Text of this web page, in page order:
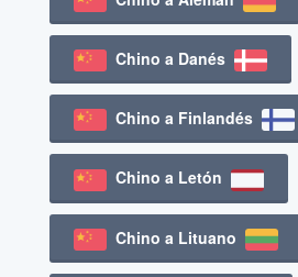
Chino a Danés
Chino a Finlandés
Chino a Letón
Chino a Lituano